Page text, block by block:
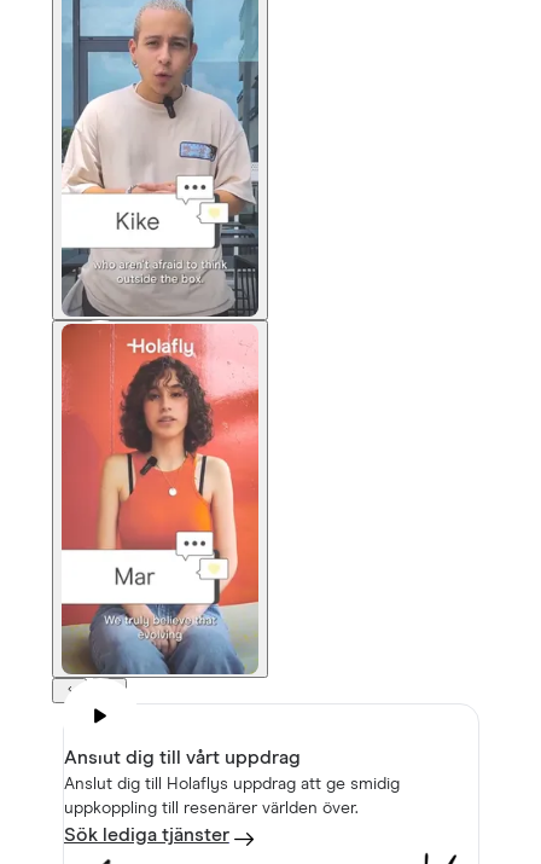
Anslut dig till vårt uppdrag
Anslut dig till Holaflys uppdrag att ge smidig
uppkoppling till resenärer världen över.
Sök lediga tjänster